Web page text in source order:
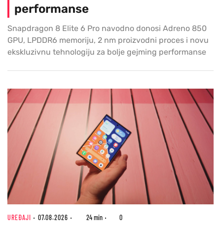
performanse
Snapdragon 8 Elite 6 Pro navodno donosi Adreno 850
GPU, LPDDR6 memoriju, 2 nm proizvodni proces i novu
ekskluzivnu tehnologiju za bolje gejming performanse
UREĐAJI 07.08.2026 24 min 0